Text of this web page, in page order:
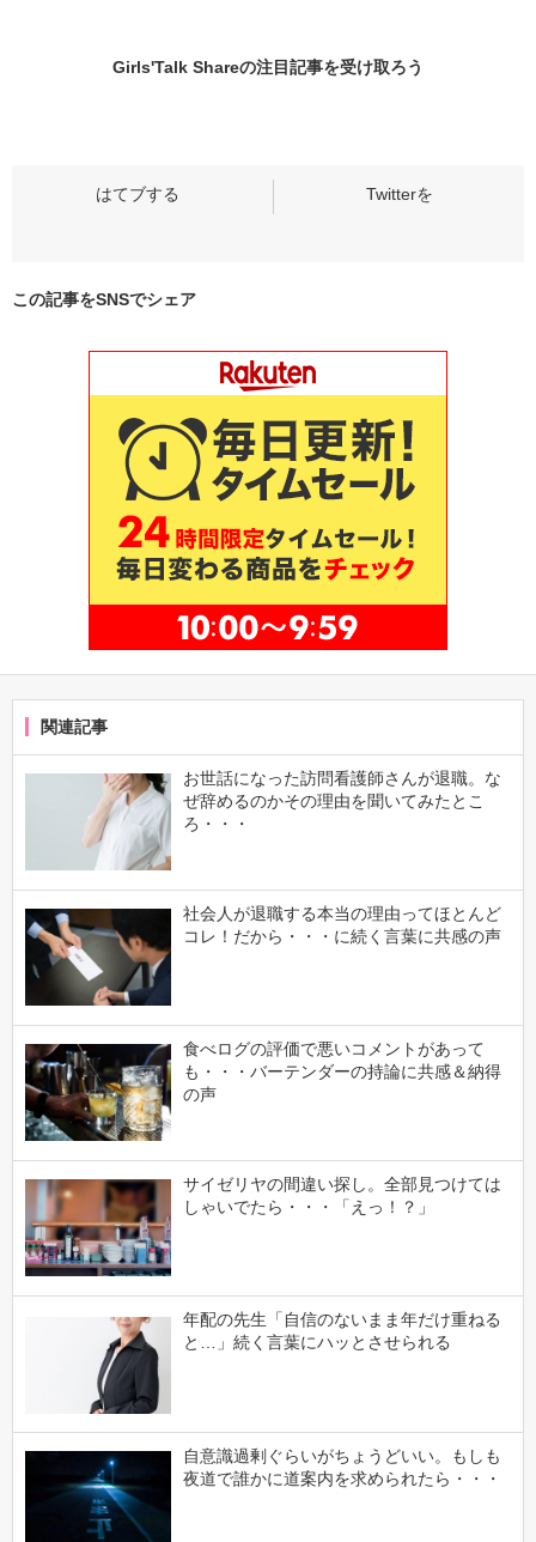
Girls'Talk Shareの注目記事を受け取ろう
この記事をSNSでシェア
関連記事
お世話になった訪問看護師さんが退職。な
ぜ辞めるのかその理由を聞いてみたとこ
ろ・・・
社会人が退職する本当の理由ってほとんど
コレ！だから・・・に続く言葉に共感の声
食べログの評価で悪いコメントがあって
も・・・バーテンダーの持論に共感＆納得
の声
サイゼリヤの間違い探し。全部見つけては
しゃいでたら・・・「えっ！？」
年配の先生「自信のないまま年だけ重ねる
と…」続く言葉にハッとさせられる
自意識過剰ぐらいがちょうどいい。もしも
夜道で誰かに道案内を求められたら・・・